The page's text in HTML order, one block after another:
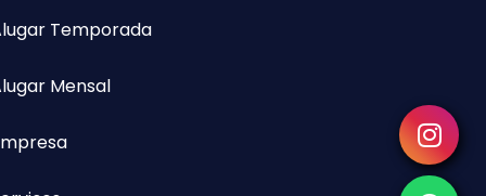
Temporada
Mensal